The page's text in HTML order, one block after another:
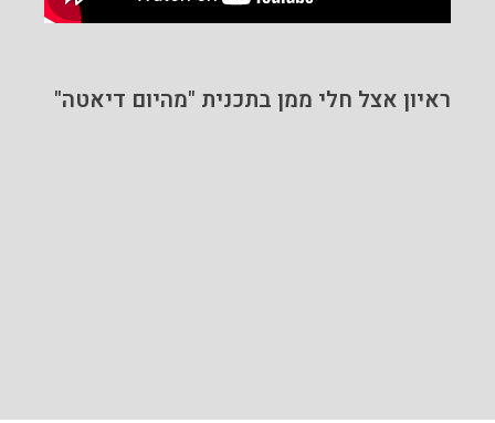
ראיון אצל חלי ממן בתכנית "מהיום דיאטה"